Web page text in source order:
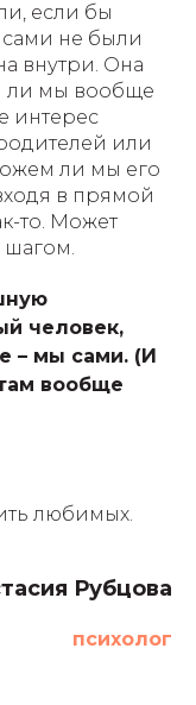
если бы
не были
внутри. Она
ли мы вообще
интерес
или
ли мы его
в прямой
то. Может
шагом.
человек,
– мы сами. (И
вообще
любимых.
Рубцова
психолог